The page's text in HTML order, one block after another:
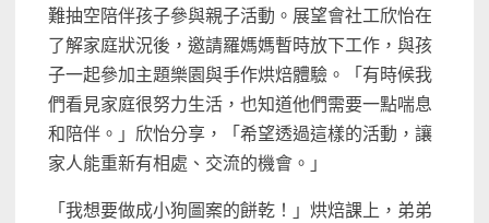
難抽空陪伴孩子參與親子活動。展望會社工欣怡在
了解家庭狀況後，邀請羅媽媽暫時放下工作，與孩
子一起參加主題樂園與手作烘焙體驗。「有時候我
們看見家庭很努力生活，也知道他們需要一點喘息
和陪伴。」欣怡分享，「希望透過這樣的活動，讓
家人能重新有相處、交流的機會。」
「我想要做成小狗圖案的餅乾！」烘焙課上，弟弟